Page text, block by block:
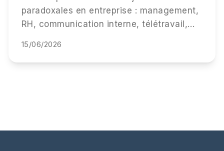
paradoxales en entreprise : management,
RH, communication interne, télétravail,
qu'elles coûtent à vos équipes, et
comment y répondre.
15/06/2026